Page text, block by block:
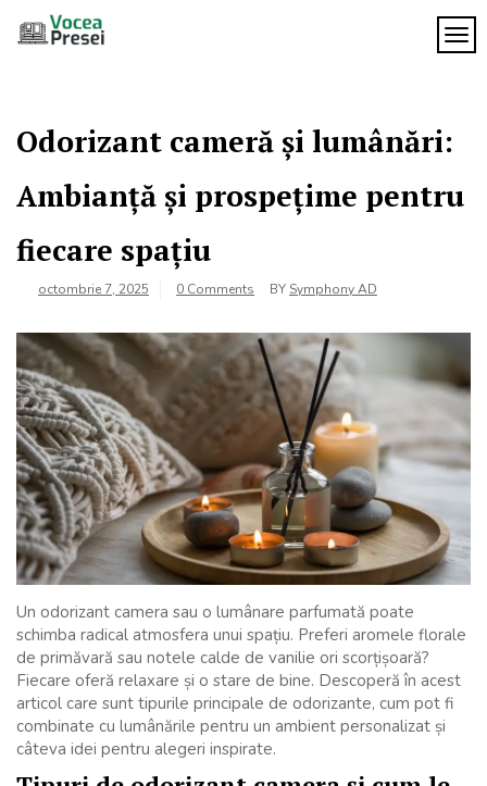
Odorizant cameră și lumânări:
Ambianță și prospețime pentru
fiecare spațiu
octombrie 7, 2025 0 Comments BY Symphony AD
Un odorizant camera sau o lumânare parfumată poate
schimba radical atmosfera unui spațiu. Preferi aromele florale
de primăvară sau notele calde de vanilie ori scorțișoară?
Fiecare oferă relaxare și o stare de bine. Descoperă în acest
articol care sunt tipurile principale de odorizante, cum pot fi
combinate cu lumânările pentru un ambient personalizat și
câteva idei pentru alegeri inspirate.